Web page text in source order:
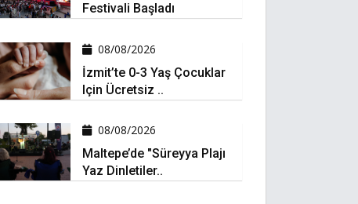
Festivali Başladı
08/08/2026
İzmit’te 0-3 Yaş Çocuklar
Için Ücretsiz ..
08/08/2026
Maltepe’de "Süreyya Plajı
Yaz Dinletiler..